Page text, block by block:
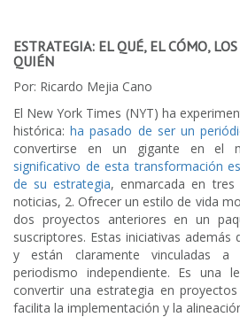
ESTRATEGIA: EL QUÉ, EL CÓMO,
QUIÉN
Por: Ricardo Mejia Cano
El New York Times (NYT) ha
histórica:ha pasado de ser un
convertirse en un gigante en el
significativo de esta transformación
de su estrategia, enmarcada en tres
noticias, 2. Ofrecer un estilo de vida
dos proyectos anteriores en un
suscriptores. Estas iniciativas además
y están claramente vinculadas
periodismo independiente. Es una
convertir una estrategia en
facilita la implementación y la